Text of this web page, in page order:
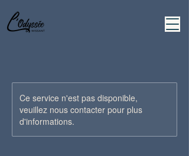
Ce service n'est pas disponible,
veuillez nous contacter pour plus
d'informations.